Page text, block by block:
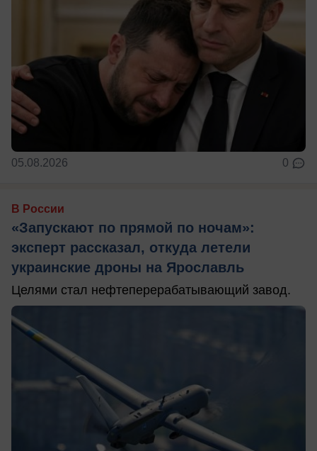
05.08.2026 0
В России
«Запускают по прямой по ночам»:
эксперт рассказал, откуда летели
украинские дроны на Ярославль
Целями стал нефтеперерабатывающий завод.